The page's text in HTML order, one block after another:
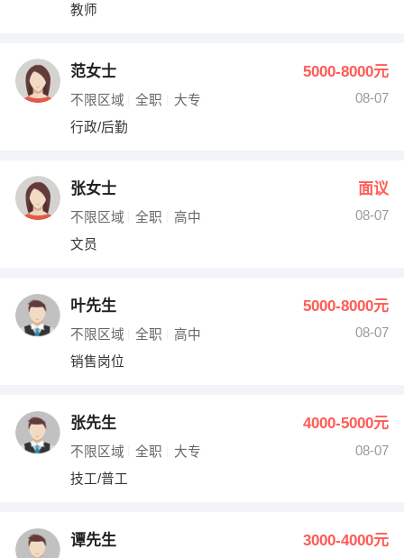
教师
范女士 5000-8000元
不限区域 全职 大专
08-07
行政/后勤
张女士 面议
不限区域 全职 高中
08-07
文员
叶先生 5000-8000元
不限区域 全职 高中
08-07
销售岗位
张先生 4000-5000元
不限区域 全职 大专
08-07
技工/普工
谭先生 3000-4000元